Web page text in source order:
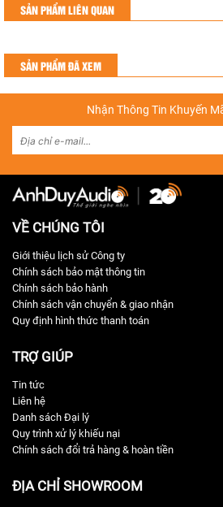
SẢN PHẨM LIÊN QUAN
SẢN PHẨM ĐÃ XEM
Nhận Thông Tin Khuyến
VỀ CHÚNG TÔI
Giới thiệu lịch sử Công ty
Chính sách bảo mật thông tin
Chính sách bảo hành
Chính sách vận chuyển & giao nhận
Quy định hình thức thanh toán
TRỢ GIÚP
Tin tức
Liên hệ
Danh sách Đại lý
Quy trình xử lý khiếu nại
Chính sách đổi trả hàng & hoàn tiền
ĐỊA CHỈ SHOWROOM